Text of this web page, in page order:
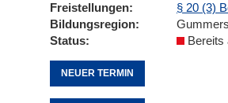
Freistellungen
§ 20 (3)
Bildungsregion
Status
Bereits
NEUER TERMIN